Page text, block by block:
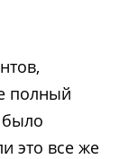
полный
было
это все же